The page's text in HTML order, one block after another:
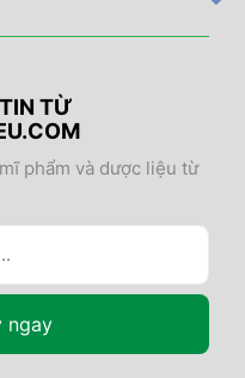
TỪ
phẩm và dược liệu từ
ngay